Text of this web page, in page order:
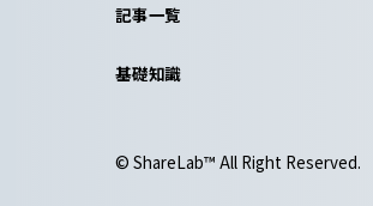
記事一覧
基礎知識
© ShareLab™ All Right Reserved.